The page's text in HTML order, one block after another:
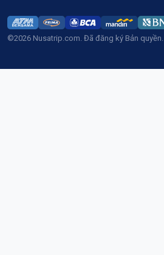
©2026 Nusatrip.com. Đã đăng ký Bản quyền.